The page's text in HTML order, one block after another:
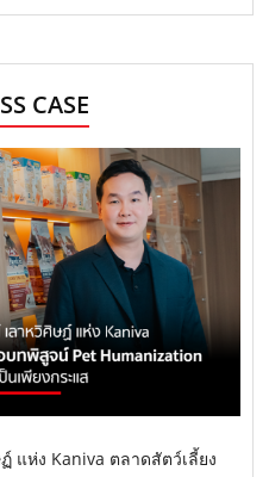
CASE
แห่ง Kaniva ตลาดสัตว์เลี้ยง